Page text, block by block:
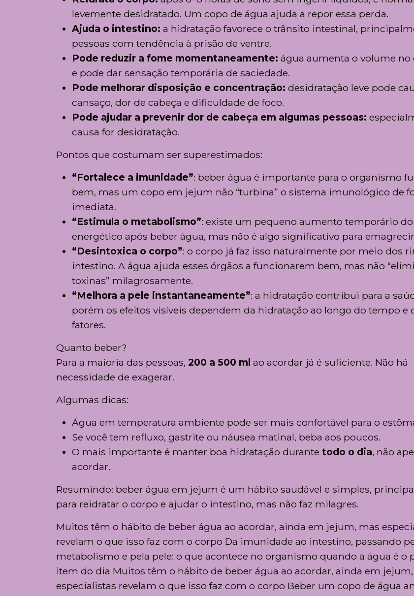
levemente desidratado. Um copo de água ajuda a repor essa perda.
Ajuda o intestino: a hidratação favorece o trânsito intestinal,
pessoas com tendência à prisão de ventre.
Pode reduzir a fome momentaneamente: água aumenta o volume no
e pode dar sensação temporária de saciedade.
Pode melhorar disposição e concentração: desidratação leve pode
cansaço, dor de cabeça e dificuldade de foco.
Pode ajudar a prevenir dor de cabeça em algumas pessoas:
causa for desidratação.
Pontos que costumam ser superestimados:
“Fortalece a imunidade”: beber água é importante para o organismo
bem, mas um copo em jejum não “turbina” o sistema imunológico de
imediata.
“Estimula o metabolismo”: existe um pequeno aumento temporário
energético após beber água, mas não é algo significativo para
“Desintoxica o corpo”: o corpo já faz isso naturalmente por meio dos
intestino. A água ajuda esses órgãos a funcionarem bem, mas não
toxinas” milagrosamente.
“Melhora a pele instantaneamente”: a hidratação contribui para a
porém os efeitos visíveis dependem da hidratação ao longo do tempo e
fatores.
Quanto beber?
Para a maioria das pessoas, 200 a 500 ml ao acordar já é suficiente. Não há
necessidade de exagerar.
Algumas dicas:
Água em temperatura ambiente pode ser mais confortável para o
Se você tem refluxo, gastrite ou náusea matinal, beba aos poucos.
O mais importante é manter boa hidratação durante todo o dia, não
acordar.
Resumindo: beber água em jejum é um hábito saudável e simples,
para reidratar o corpo e ajudar o intestino, mas não faz milagres.
Muitos têm o hábito de beber água ao acordar, ainda em jejum, mas
revelam o que isso faz com o corpo Da imunidade ao intestino, passando
metabolismo e pela pele: o que acontece no organismo quando a água é o
item do dia Muitos têm o hábito de beber água ao acordar, ainda em
especialistas revelam o que isso faz com o corpo Beber um copo de água